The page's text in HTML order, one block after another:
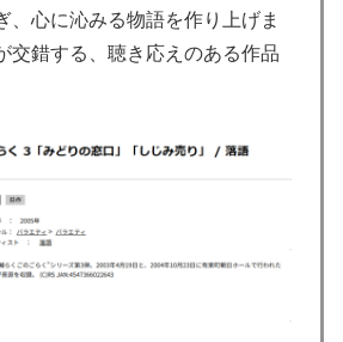
、心に沁みる物語を作り上げま
交錯する、聴き応えのある作品